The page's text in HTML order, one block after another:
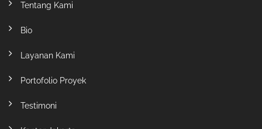
Tentang Kami
Bio
Layanan Kami
Portofolio Proyek
Testimoni